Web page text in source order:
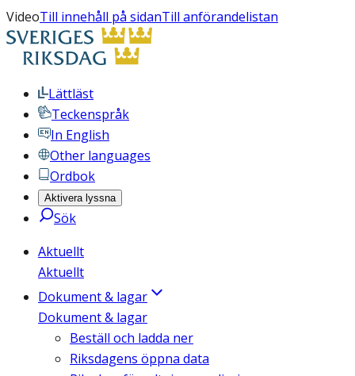
VideoTill innehåll på sidanTill anförandelistan
Lättläst
Teckenspråk
In English
Other languages
Ordbok
Aktivera lyssna
Sök
Aktuellt
Aktuellt
Dokument & lagar
Dokument & lagar
Beställ och ladda ner
Riksdagens öppna data